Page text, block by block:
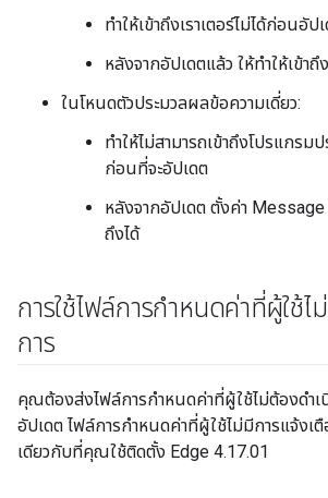
ทำให้เข้าถึงเราเตอร์ไม่ได้ก่อนอัป
หลังจากอัปเดตแล้ว ให้ทําให้เข้าถึง
ในโหนดตัวประมวลผลข้อความเดี่ยว:
ทำให้ไม่สามารถเข้าถึงโปรแกรม
ก่อนที่จะอัปเดต
หลังจากอัปเดต ตั้งค่า Message
ถึงได้
การใช้ไฟล์การกำหนดค่าที่ผู้ใช้ไ
การ
คุณต้องส่งไฟล์การกำหนดค่าที่ผู้ใช้ไม่ต้องดำเ
อัปเดต ไฟล์การกำหนดค่าที่ผู้ใช้ไม่มีการแจ้งเ
เดียวกับที่คุณใช้ติดตั้ง Edge 4.17.01